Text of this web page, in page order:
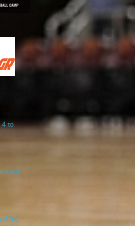
το
και